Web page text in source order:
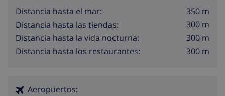
Distancia hasta el mar:
350 m
Distancia hasta las tiendas:
300 m
Distancia hasta la vida nocturna:
300 m
Distancia hasta los restaurantes:
300 m
Aeropuertos: